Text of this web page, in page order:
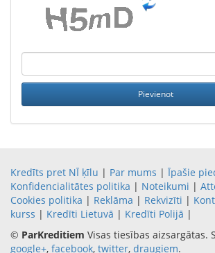
Kredīts pret NĪ ķīlu | Par mums | Īpašie
Konfidencialitātes politika | Noteikumi |
Cookies politika | Reklāma | Rekvizīti |
kurss | Kredīti Lietuvā | Kredīti Polijā |
© ParKreditiem Visas tiesības aizsargātas.
google+, facebook, twitter, draugiem.